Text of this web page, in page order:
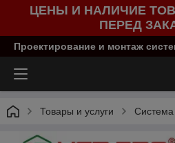
ЦЕНЫ И НАЛИЧИЕ
ПЕРЕД
Проектирование и монтаж
Товары и услуги Система